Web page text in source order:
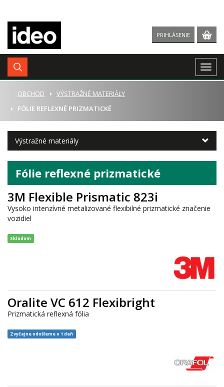
PRIHLÁSENIE
ÚVOD
OBCHOD
VÝSTRAŽNÉ MATERIÁLY
FÓLIE REFLEXNÉ PRIZMATICKÉ
Výstražné materiály
Fólie reflexné prizmatické
3M Flexible Prismatic 823i
Vysoko intenzívné metalizované flexibilné prizmatické značenie
vozidiel
Skladom
Oralite VC 612 Flexibright
Prizmatická reflexná fólia
Zvyčajne odošleme o 1 deň